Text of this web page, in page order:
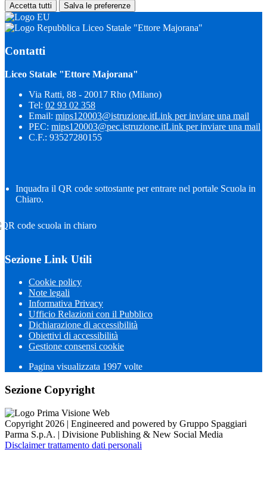
Accetta tutti Salva le preferenze
Liceo Statale "Ettore Majorana"
Contatti
Liceo Statale "Ettore Majorana"
Via Ratti, 88 - 20017 Rho (Milano)
Tel: 02 93 02 358
Email: mips120003@istruzione.itLink per inviare una mail
PEC: mips120003@pec.istruzione.itLink per inviare una mail
C.F.: 93527280155
Inquadra il QR code sottostante per entrare nel portale Scuola in
Chiaro.
Sezione Link Utili
Cookie policy
Note legali
Informativa Privacy
Ufficio Relazioni con il Pubblico
Dichiarazione di accessibilità
Obiettivi di accessibilità
Gestione consensi cookie
Pagina visualizzata 1997 volte
Sezione Copyright
Copyright 2026 | Engineered and powered by Gruppo Spaggiari
Parma S.p.A. | Divisione Publishing & New Social Media
Disclaimer trattamento dati personali